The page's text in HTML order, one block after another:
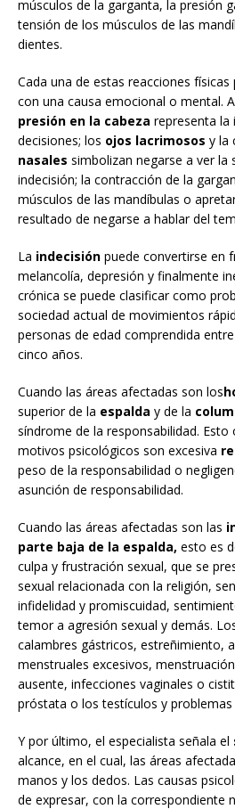
músculos de la garganta, la presión
tensión de los músculos de las
dientes.
Cada una de estas reacciones
con una causa emocional o mental.
presión en la cabeza representa la
decisiones; los ojos lacrimosos y la
nasales simbolizan negarse a ver la
indecisión; la contracción de la
músculos de las mandíbulas o
resultado de negarse a hablar del
La indecisión puede convertirse en
melancolía, depresión y finalmente
crónica se puede clasificar como
sociedad actual de movimientos
personas de edad comprendida
cinco años.
Cuando las áreas afectadas son los
superior de la espalda y de la
síndrome de la responsabilidad. Esto
motivos psicológicos son excesiva
peso de la responsabilidad o
asunción de responsabilidad.
Cuando las áreas afectadas son las
parte baja de la espalda, esto es
culpa y frustración sexual, que se
sexual relacionada con la religión,
infidelidad y promiscuidad,
temor a agresión sexual y demás.
calambres gástricos, estreñimiento,
menstruales excesivos,
ausente, infecciones vaginales o
próstata o los testículos y problemas
Y por último, el especialista señala el
alcance, en el cual, las áreas
manos y los dedos. Las causas
de expresar, con la correspondiente